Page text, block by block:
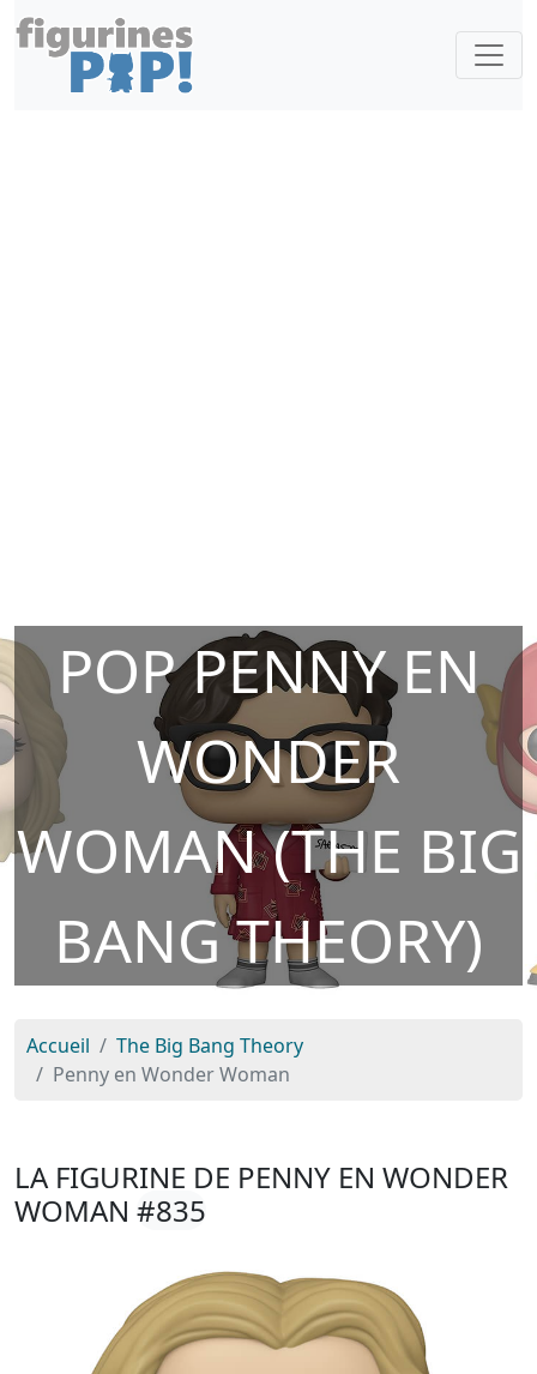
POP PENNY EN
WONDER
WOMAN (THE BIG
BANG THEORY)
Accueil
The Big Bang Theory
Penny en Wonder Woman
LA FIGURINE DE PENNY EN WONDER
WOMAN #835